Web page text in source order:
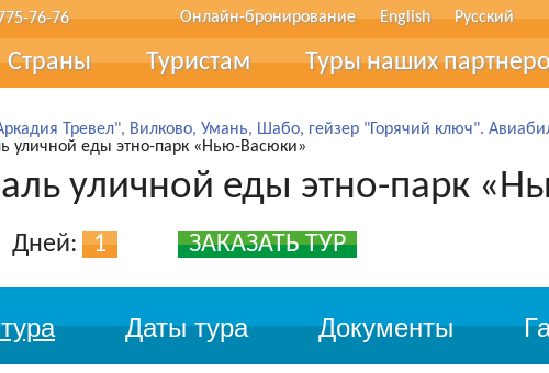
76-76 Онлайн-бронирование English Русский
Страны
Туристам
Туры в рассрочку
Страхование
Трансфер
Наш блог
Туры наших
Тревел", Вилково, Умань, Шабо, гейзер "Горячий ключ".
уличной еды этно-парк «Нью-Васюки»
уличной еды этно-парк
Дней: 1 ЗАКАЗАТЬ ТУР
Даты тура Документы